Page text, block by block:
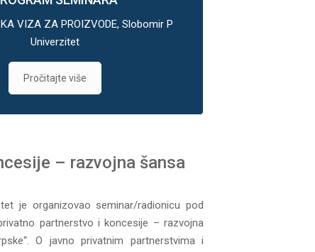
VIZA ZA PROIZVODE, Slobomir P
Univerzitet
Pročitajte više
– razvojna šansa
je organizovao seminar/radionicu pod
partnerstvo i koncesije – razvojna
O javno privatnim partnerstvima i